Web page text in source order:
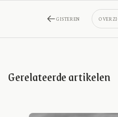
GISTEREN
Gerelateerde artikelen